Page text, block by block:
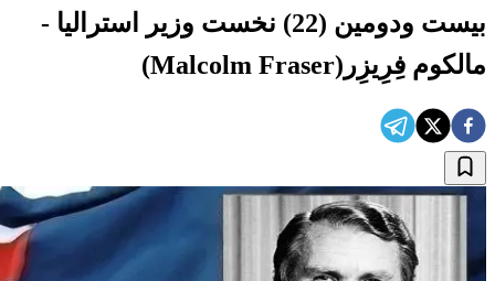
بیست ودومین (22) نخست وزیر استرالیا -
مالکوم فِرِیزِر(Malcolm Fraser)